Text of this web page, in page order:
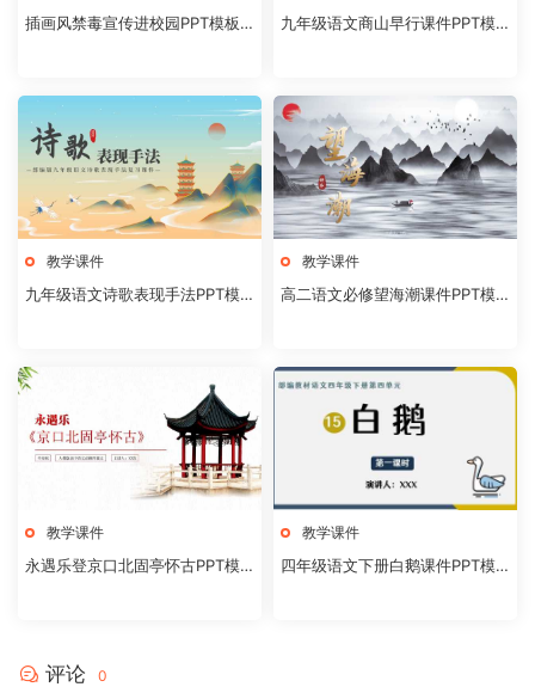
插画风禁毒宣传进校园PPT模板2
九年级语文商山早行课件PPT模
教学课件
九年级语文诗歌表现手法PPT模
教学课件
高二语文必修望海潮课件PPT模
教学课件
永遇乐登京口北固亭怀古PPT模
教学课件
四年级语文下册白鹅课件PPT模
评论 0